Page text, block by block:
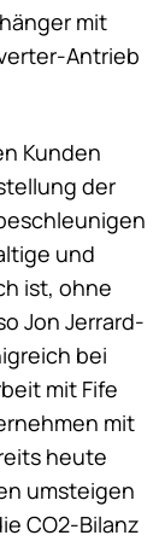
mit
Antrieb
Kunden
der
und
ist, ohne
Jon Jerrard-
bei
mit Fife
mit
heute
umsteigen
CO2-Bilanz